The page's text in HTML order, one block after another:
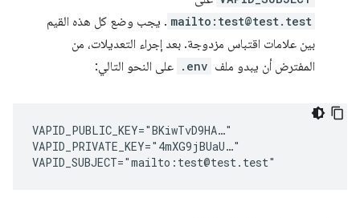
mailto:test@test.test . يجب وضع كل هذه القيم
بين علامات اقتباس مزدوجة. بعد إجراء التعديلات، من
المفترض أن يبدو ملف .env على النحو التالي:
VAPID_PUBLIC_KEY="BKiwTvD9HA…"
VAPID_PRIVATE_KEY="4mXG9jBUaU…"